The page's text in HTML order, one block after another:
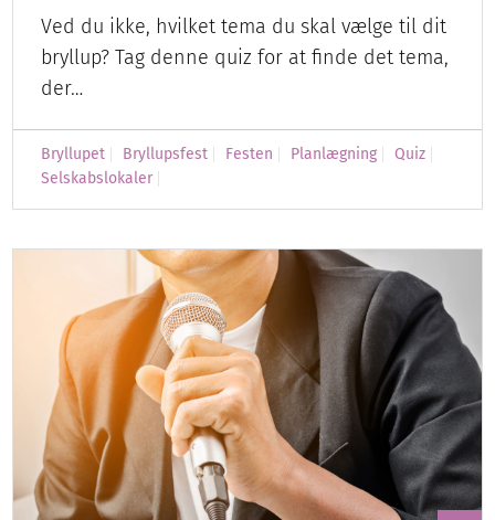
Ved du ikke, hvilket tema du skal vælge til dit
bryllup? Tag denne quiz for at finde det tema,
der…
Bryllupet Bryllupsfest Festen Planlægning
Quiz
Selskabslokaler